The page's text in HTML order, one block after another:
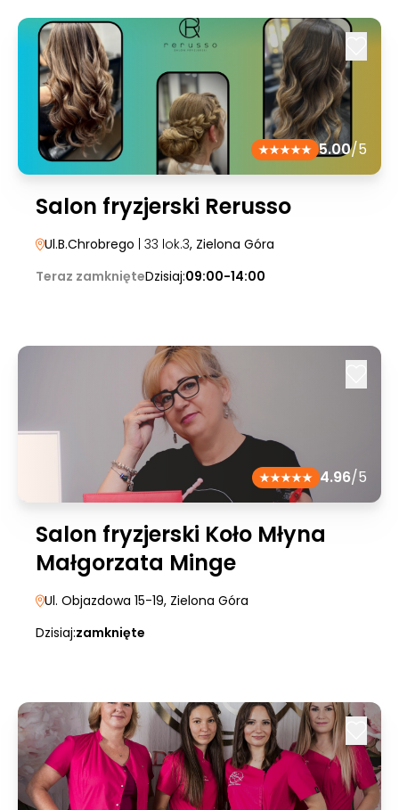
5.00/5
Salon fryzjerski Rerusso
Ul.B.Chrobrego | 33 lok.3, Zielona Góra
Teraz zamknięteDzisiaj:09:00-14:00
4.96/5
Salon fryzjerski Koło Młyna
Małgorzata Minge
Ul. Objazdowa 15-19, Zielona Góra
Dzisiaj:zamknięte